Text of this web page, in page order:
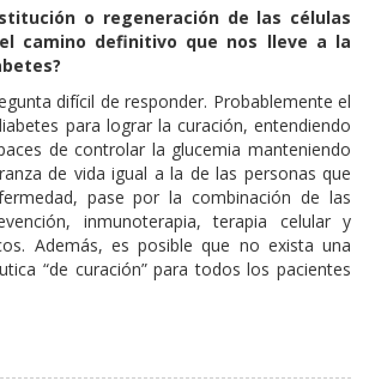
o regeneración de las células
camino definitivo que nos lleve a la
difícil de responder. Probablemente el
para lograr la curación, entendiendo
de controlar la glucemia manteniendo
de vida igual a la de las personas que
pase por la combinación de las
inmunoterapia, terapia celular y
Además, es posible que no exista una
“de curación” para todos los pacientes